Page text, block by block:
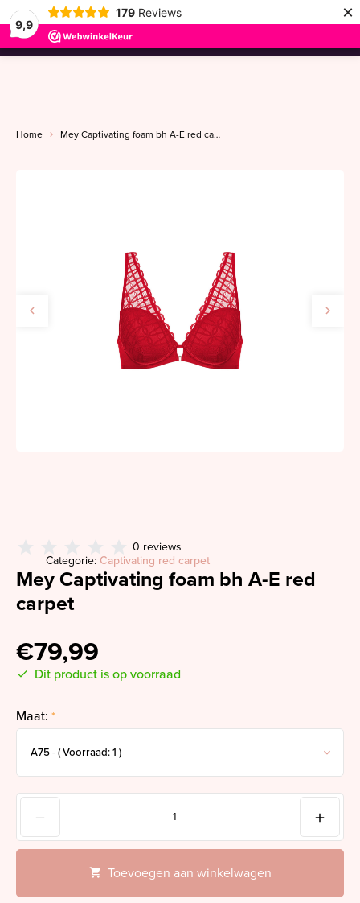
9,9
179 Reviews ×
menu
Home Mey Captivating foam bh A-E red carpet
0 reviews
Categorie: Captivating red carpet
Mey Captivating foam bh A-E red
carpet
€79,99
Dit product is op voorraad
Maat: *
Toevoegen aan winkelwagen